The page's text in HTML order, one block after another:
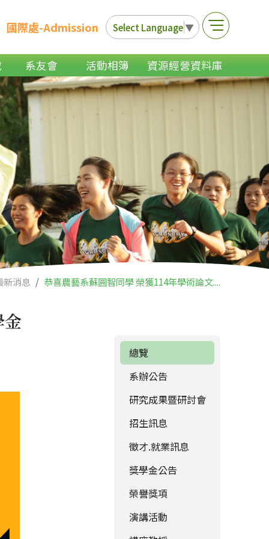
國際處-Admission Select Language▼
系友會 活動相簿 資源經營資料庫
新消息 恭喜農藝系蘇圓智同學 榮獲114年學術論文....
金
總覽
系辦公告
研究成果暨研討會
招生訊息
徵才.就業訊息
獎學金公告
榮譽獎項
演講活動